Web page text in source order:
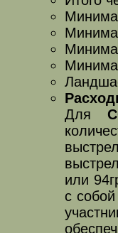
Для
или
с